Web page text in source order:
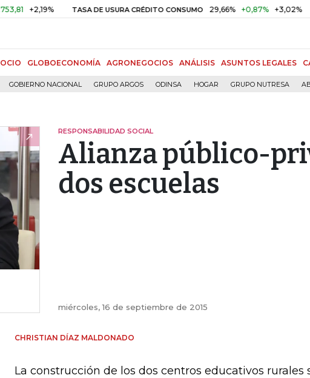
+2,19% TASA DE USURA CRÉDITO CONSUMO 29,66% +0,87% +3,02% DTF
OCIO GLOBOECONOMÍA AGRONEGOCIOS ANÁLISIS ASUNTOS LEGALES
GOBIERNO NACIONAL GRUPO ARGOS ODINSA HOGAR GRUPO NUTRESA
RESPONSABILIDAD SOCIAL
Alianza público-
dos escuelas
miércoles, 16 de septiembre de 2015
CHRISTIAN DÍAZ MALDONADO
La construcción de los dos centros educativos rurales